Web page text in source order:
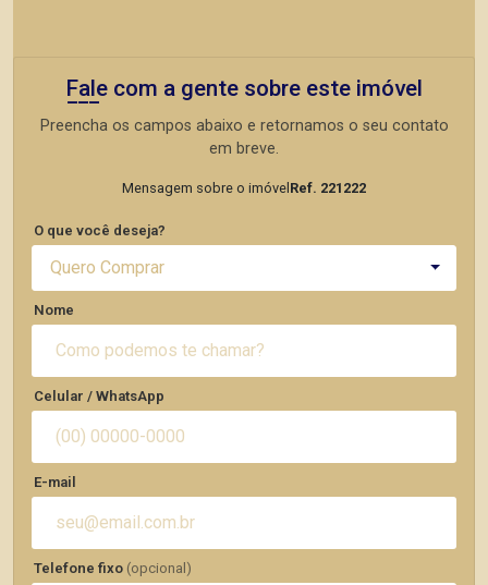
Fale com a gente sobre este imóvel
Preencha os campos abaixo e retornamos o seu contato
em breve.
Mensagem sobre o imóvel Ref. 221222
O que você deseja?
Quero Comprar
Nome
Celular / WhatsApp
E-mail
Telefone fixo (opcional)